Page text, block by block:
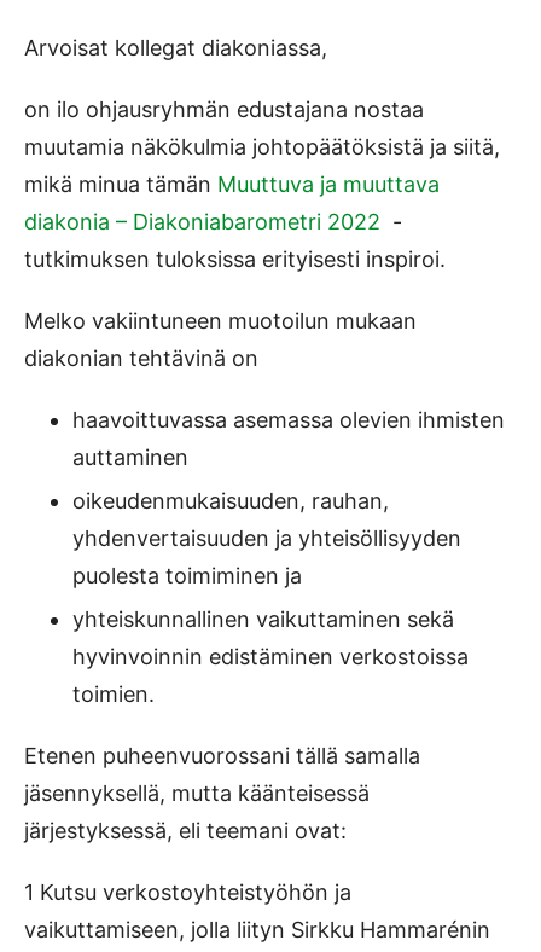
Arvoisat kollegat diakoniassa,
on ilo ohjausryhmän edustajana nostaa
muutamia näkökulmia johtopäätöksistä ja siitä,
mikä minua tämän Muuttuva ja muuttava
diakonia – Diakoniabarometri 2022 -
tutkimuksen tuloksissa erityisesti inspiroi.
Melko vakiintuneen muotoilun mukaan
diakonian tehtävinä on
haavoittuvassa asemassa olevien ihmisten
auttaminen
oikeudenmukaisuu­den, rauhan,
yhdenvertaisuuden ja yhteisöllisyyden
puolesta toimiminen ja
yhteiskunnallinen vaikuttaminen sekä
hyvinvoinnin edistäminen verkostois­sa
toimien.
Etenen puheenvuorossani tällä samalla
jäsennyksellä, mutta käänteisessä
järjestyksessä, eli teemani ovat:
1 Kutsu verkostoyhteistyöhön ja
vaikuttamiseen, jolla liityn Sirkku Hammarénin